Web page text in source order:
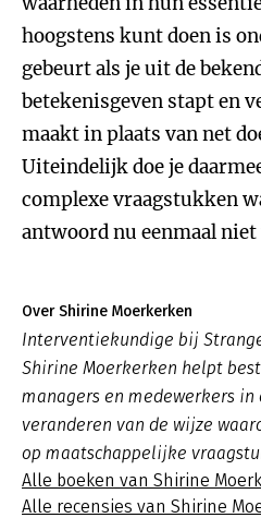
hoogstens kunt doen is
gebeurt als je uit de
betekenisgeven stapt en
maakt in plaats van net
Uiteindelijk doe je
complexe vraagstukken
antwoord nu eenmaal niet
Over Shirine Moerkerken
Interventiekundige bij
Shirine Moerkerken helpt
managers en medewerkers
veranderen van de wijze
op maatschappelijke
Alle boeken van Shirine
Alle recensies van Shirine